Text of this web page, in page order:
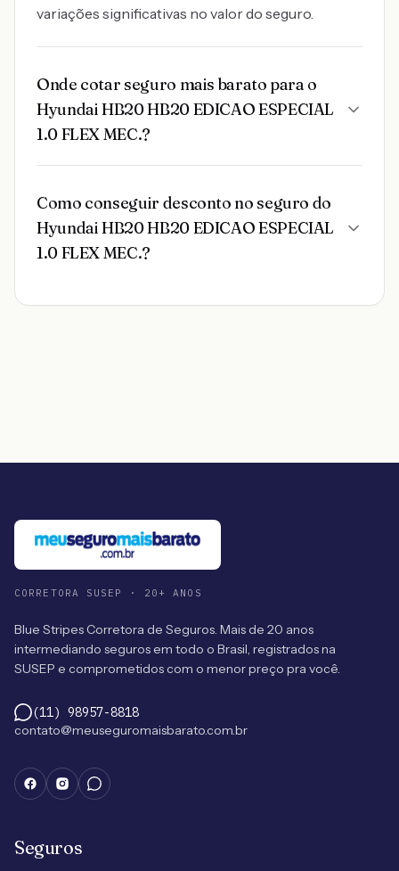
variações significativas no valor do seguro.
Onde cotar seguro mais barato para o
Hyundai HB20 HB20 EDICAO ESPECIAL
1.0 FLEX MEC.?
Como conseguir desconto no seguro do
Hyundai HB20 HB20 EDICAO ESPECIAL
1.0 FLEX MEC.?
CORRETORA SUSEP · 20+ ANOS
Blue Stripes Corretora de Seguros. Mais de 20 anos
intermediando seguros em todo o Brasil, registrados na
SUSEP e comprometidos com o menor preço pra você.
(11) 98957-8818
contato@meuseguromaisbarato.com.br
Seguros